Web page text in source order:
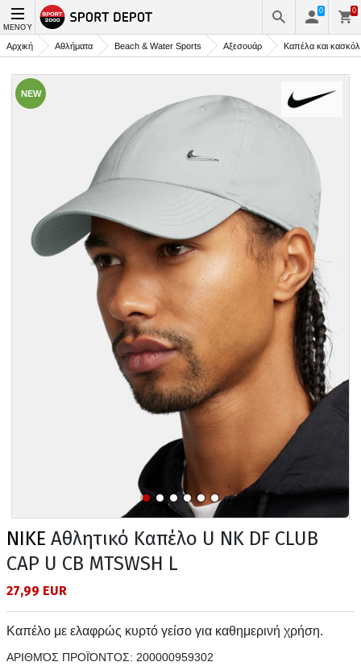
ΜΕΝΟΎ
0 0
Αρχική Αθλήματα Beach & Water Sports Αξεσουάρ Καπέλα και κασκόλ
NEW
NIKE Αθλητικό Καπέλο U NK DF CLUB
CAP U CB MTSWSH L
27,99 EUR
Καπέλο με ελαφρώς κυρτό γείσο για καθημερινή χρήση.
ΑΡΙΘΜΌΣ ΠΡΟΪΌΝΤΟΣ: 200000959302